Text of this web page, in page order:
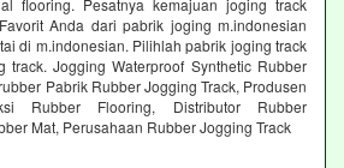
flooring. Pesatnya kemajuan joging track
Anda dari pabrik joging m.indonesian
di m.indonesian. Pilihlah pabrik joging track
track. Jogging Waterproof Synthetic Rubber
Pabrik Rubber Jogging Track, Produsen
Rubber Flooring, Distributor Rubber
Mat, Perusahaan Rubber Jogging Track